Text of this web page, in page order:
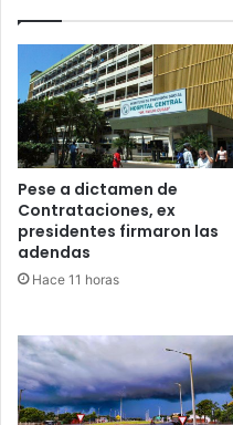
Pese a dictamen de
Contrataciones, ex
presidentes firmaron las
adendas
Hace 11 horas